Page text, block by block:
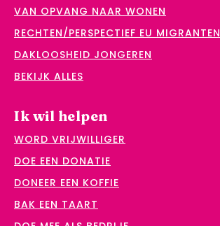
VAN OPVANG NAAR WONEN
RECHTEN/PERSPECTIEF EU MIGRANTEN
DAKLOOSHEID JONGEREN
BEKIJK ALLES
Ik wil helpen
WORD VRIJWILLIGER
DOE EEN DONATIE
DONEER EEN KOFFIE
BAK EEN TAART